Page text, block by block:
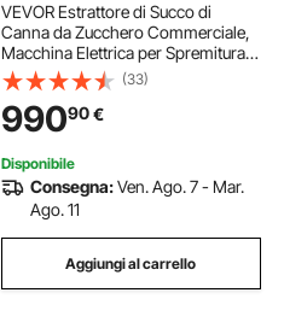
VEVOR Estrattore di Succo di
Canna da Zucchero Commerciale,
Macchina Elettrica per Spremitura
di Canna da Zucchero da 800 W
Capacità 300 kg/ora, 4 Rulli in
Acciaio Inox, Estrattore di Succo
(33)
99090€
Disponibile
Consegna:Ven. Ago. 7 - Mar.
Ago. 11
Aggiungi al carrello